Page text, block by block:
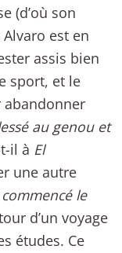
(d’où son
est en
assis bien
sport, et le
abandonner
au genou et
il à El
une autre
commencé le
d’un voyage
études. Ce